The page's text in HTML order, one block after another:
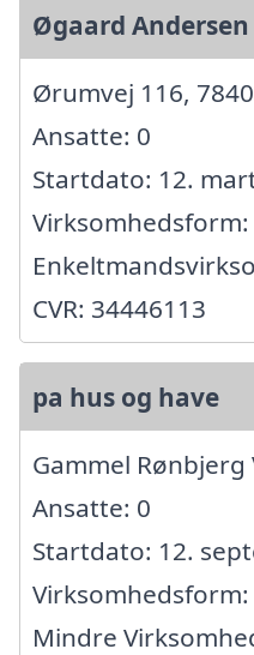
Øgaard Andersen
Ørumvej 116,
Ansatte: 0
Startdato: 12.
Virksomhedsform:
CVR: 34446113
pa hus og have
Gammel Rønbjerg
Ansatte: 0
Startdato: 12.
Mindre